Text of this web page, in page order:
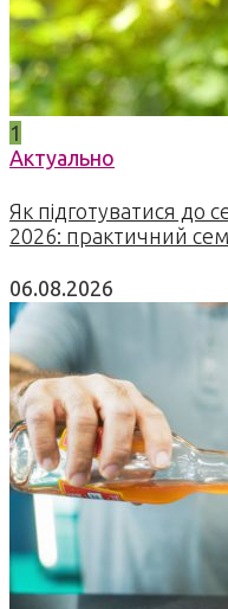
1
Актуально
Як підготуватися до
2026: практичний
06.08.2026